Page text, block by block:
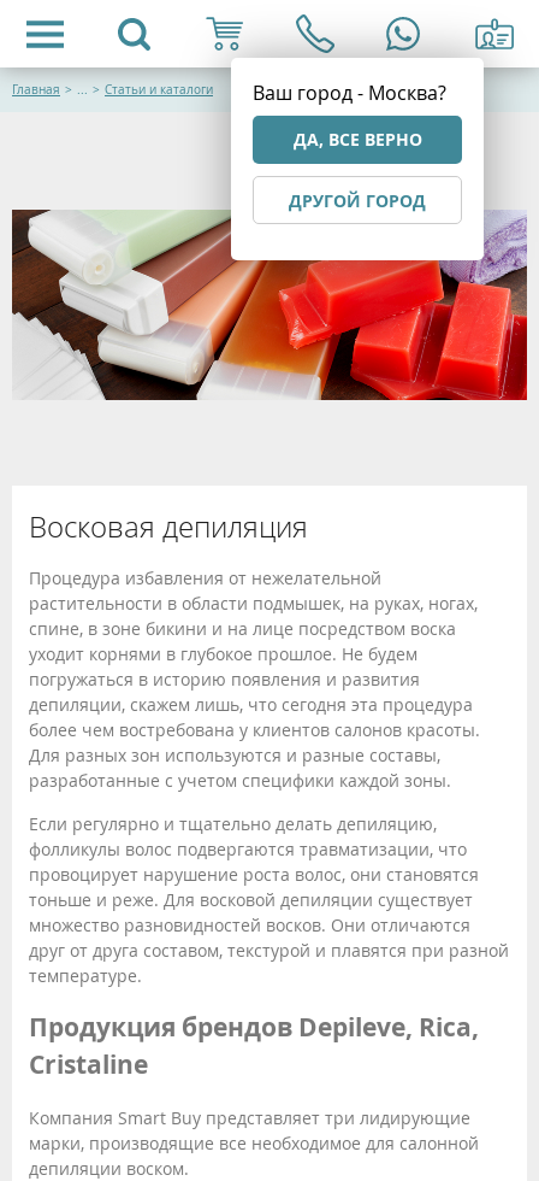
Ваш город - Москва?
ДА, ВСЕ ВЕРНО
ДРУГОЙ ГОРОД
Главная > ... > Статьи и каталоги
Восковая депиляция
Процедура избавления от нежелательной
растительности в области подмышек, на руках, ногах,
спине, в зоне бикини и на лице посредством воска
уходит корнями в глубокое прошлое. Не будем
погружаться в историю появления и развития
депиляции, скажем лишь, что сегодня эта процедура
более чем востребована у клиентов салонов красоты.
Для разных зон используются и разные составы,
разработанные с учетом специфики каждой зоны.
Если регулярно и тщательно делать депиляцию,
фолликулы волос подвергаются травматизации, что
провоцирует нарушение роста волос, они становятся
тоньше и реже. Для восковой депиляции существует
множество разновидностей восков. Они отличаются
друг от друга составом, текстурой и плавятся при разной
температуре.
Продукция брендов Depileve, Rica,
Cristaline
Компания Smart Buy представляет три лидирующие
марки, производящие все необходимое для салонной
депиляции воском.